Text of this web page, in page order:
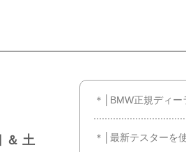
＆ 土
＊│BMW正規ディ
＊│最新テスターを